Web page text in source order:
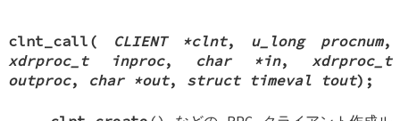
clnt_call ( CLIENT *clnt, u_long procnum,
xdrproc_t inproc, char *in, xdrproc_t
outproc, char *out, struct timeval tout);